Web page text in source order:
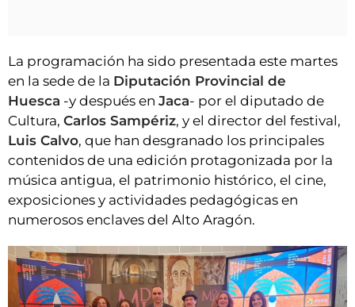
La programación ha sido presentada este martes
en la sede de la Diputación Provincial de
Huesca -y después en Jaca- por el diputado de
Cultura, Carlos Sampériz, y el director del festival,
Luis Calvo, que han desgranado los principales
contenidos de una edición protagonizada por la
música antigua, el patrimonio histórico, el cine,
exposiciones y actividades pedagógicas en
numerosos enclaves del Alto Aragón.